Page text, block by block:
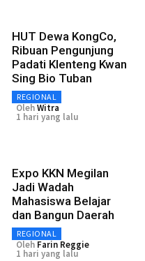
HUT Dewa KongCo,
Ribuan Pengunjung
Padati Klenteng Kwan
Sing Bio Tuban
REGIONAL
OlehWitra
1 hari yang lalu
Expo KKN Megilan
Jadi Wadah
Mahasiswa Belajar
dan Bangun Daerah
REGIONAL
Oleh Farin Reggie
1 hari yang lalu